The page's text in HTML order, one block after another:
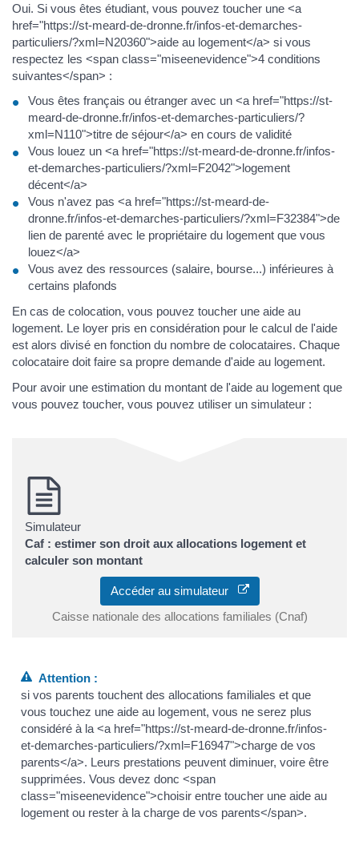
Oui. Si vous êtes étudiant, vous pouvez toucher une <a
href="https://st-meard-de-dronne.fr/infos-et-demarches-
particuliers/?xml=N20360">aide au logement</a> si vous
respectez les <span class="miseenevidence">4 conditions
suivantes</span> :
Vous êtes français ou étranger avec un <a href="https://st-
meard-de-dronne.fr/infos-et-demarches-particuliers/?
xml=N110">titre de séjour</a> en cours de validité
Vous louez un <a href="https://st-meard-de-dronne.fr/infos-
et-demarches-particuliers/?xml=F2042">logement
décent</a>
Vous n'avez pas <a href="https://st-meard-de-
dronne.fr/infos-et-demarches-particuliers/?xml=F32384">de
lien de parenté avec le propriétaire du logement que vous
louez</a>
Vous avez des ressources (salaire, bourse...) inférieures à
certains plafonds
En cas de colocation, vous pouvez toucher une aide au
logement. Le loyer pris en considération pour le calcul de l'aide
est alors divisé en fonction du nombre de colocataires. Chaque
colocataire doit faire sa propre demande d'aide au logement.
Pour avoir une estimation du montant de l'aide au logement que
vous pouvez toucher, vous pouvez utiliser un simulateur :
Simulateur
Caf : estimer son droit aux allocations logement et
calculer son montant
Accéder au simulateur
Caisse nationale des allocations familiales (Cnaf)
Attention :
si vos parents touchent des allocations familiales et que
vous touchez une aide au logement, vous ne serez plus
considéré à la <a href="https://st-meard-de-dronne.fr/infos-
et-demarches-particuliers/?xml=F16947">charge de vos
parents</a>. Leurs prestations peuvent diminuer, voire être
supprimées. Vous devez donc <span
class="miseenevidence">choisir entre toucher une aide au
logement ou rester à la charge de vos parents</span>.